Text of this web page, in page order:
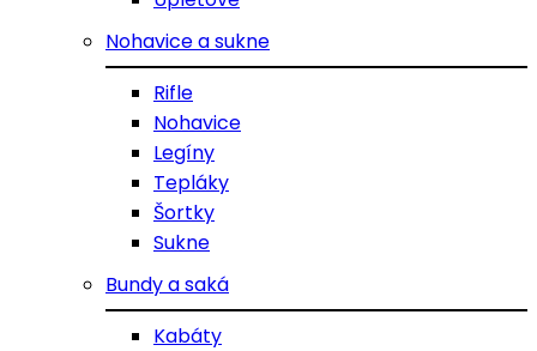
Nohavice a sukne
Rifle
Nohavice
Legíny
Tepláky
Šortky
Sukne
Bundy a saká
Kabáty